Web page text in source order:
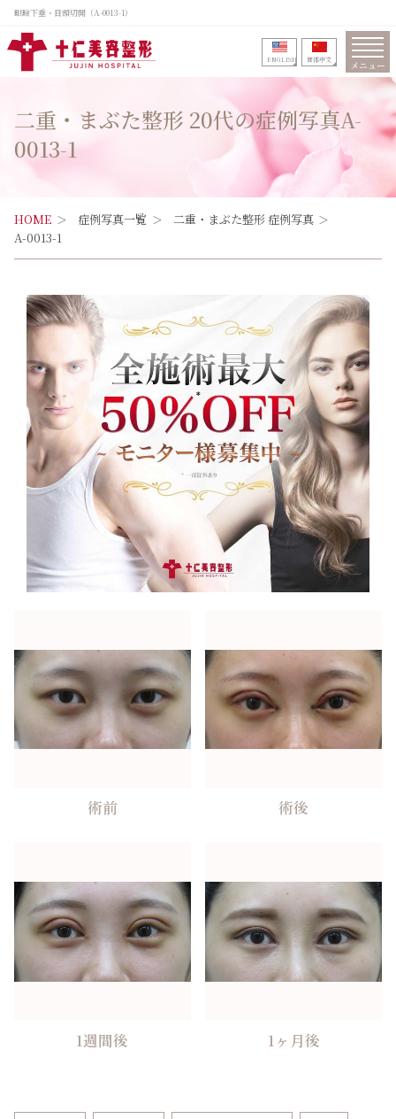
眼瞼下垂・目頭切開（A-0013-1）
ENGLISH 筒体中文 メニュー
二重・まぶた整形 20代の症例写真A-
0013-1
HOME 症例写真一覧
二重・まぶた整形 症例写真
A-0013-1
術前 術後
1週間後 1ヶ月後